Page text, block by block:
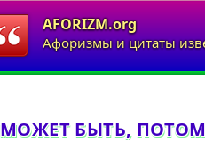
AFORIZM.org
Афоризмы и цитаты
МОЖЕТ БЫТЬ,